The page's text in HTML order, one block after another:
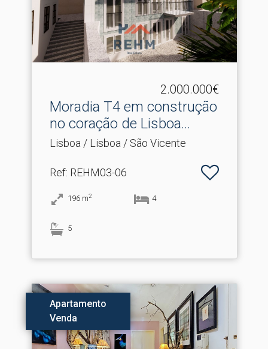
2.000.000€
Moradia T4 em construção
no coração de Lisboa.​..
Lisboa / Lisboa / São Vicente
Ref: REHM03-06
196 m2 4
5
Apartamento
Venda